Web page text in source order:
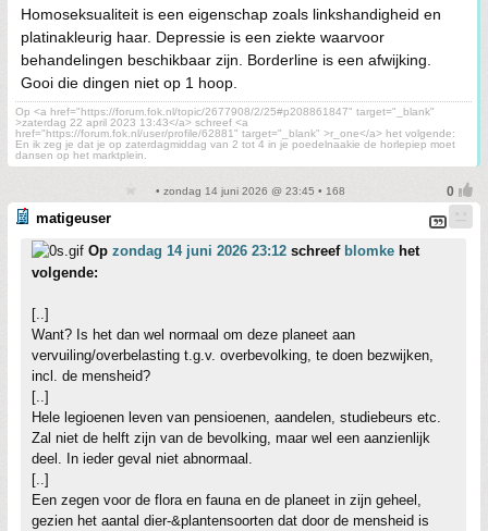
Homoseksualiteit is een eigenschap zoals linkshandigheid en
platinakleurig haar. Depressie is een ziekte waarvoor
behandelingen beschikbaar zijn. Borderline is een afwijking.
Gooi die dingen niet op 1 hoop.
Op <a href="https://forum.fok.nl/topic/2677908/2/25#p208861847" target="_blank"
>zaterdag 22 april 2023 13:43</a> schreef <a
href="https://forum.fok.nl/user/profile/62881" target="_blank" >r_one</a> het volgende:
En ik zeg je dat je op zaterdagmiddag van 2 tot 4 in je poedelnaakie de horlepiep moet
dansen op het marktplein.
• zondag 14 juni 2026 @ 23:45 • 168
matigeuser
Op zondag 14 juni 2026 23:12 schreef blomke het
volgende:
[..]
Want? Is het dan wel normaal om deze planeet aan
vervuiling/overbelasting t.g.v. overbevolking, te doen bezwijken,
incl. de mensheid?
[..]
Hele legioenen leven van pensioenen, aandelen, studiebeurs etc.
Zal niet de helft zijn van de bevolking, maar wel een aanzienlijk
deel. In ieder geval niet abnormaal.
[..]
Een zegen voor de flora en fauna en de planeet in zijn geheel,
gezien het aantal dier-&plantensoorten dat door de mensheid is